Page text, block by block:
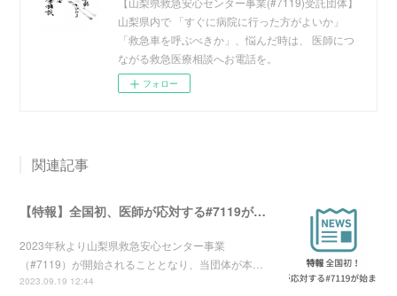
山梨県内で 「すぐに病院に行った方がよいか」
「救急車を呼ぶべきか」、悩んだ時は、 医師につ
ながる救急医療相談へお電話を。
フォロー
関連記事
【特報】全国初、医師が応対する#7119が始まります！！
2023年秋より山梨県救急安心センター事業
（#7119）が開始されることとなり、当団体が本…
2023.09.19 12:44